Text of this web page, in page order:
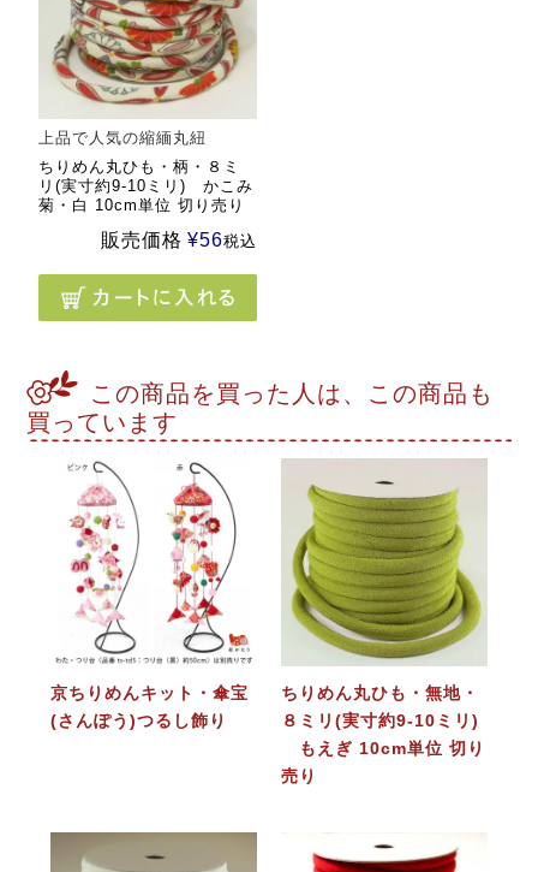
上品で人気の縮緬丸紐
ちりめん丸ひも・柄・８ミ
リ(実寸約9-10ミリ) かこみ
菊・白 10cm単位 切り売り
販売価格 ¥56税込
この商品を買った人は、この商品も
買っています
京ちりめんキット・傘宝
(さんぽう)つるし飾り
ちりめん丸ひも・無地・
８ミリ(実寸約9-10ミリ)
もえぎ 10cm単位 切り
売り